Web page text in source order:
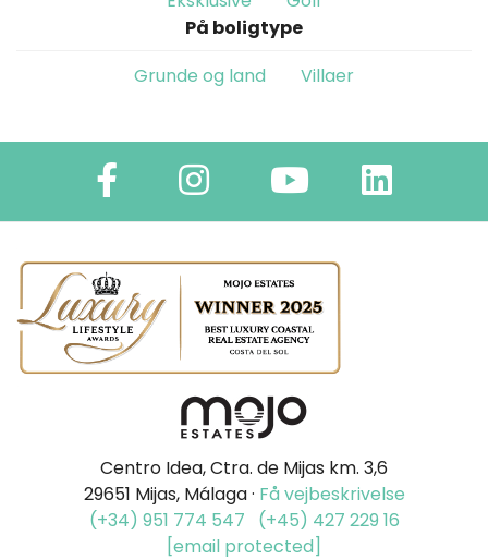
På boligtype
Grunde og land
Villaer
Centro Idea, Ctra. de Mijas km. 3,6
29651 Mijas, Málaga · Få vejbeskrivelse
(+34) 951 774 547
(+45) 427 229 16
[email protected]